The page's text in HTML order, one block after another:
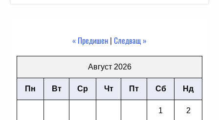
« Предишен | Следващ »
Август 2026
Пн Вт Ср Чт Пт Сб Нд
1 2